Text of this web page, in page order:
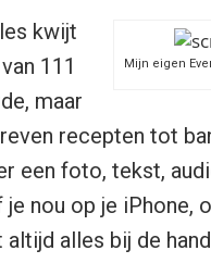
Mijn eigen
kwijt
111
maar
recepten tot
een foto, tekst,
nou op je iPhone,
alles bij de